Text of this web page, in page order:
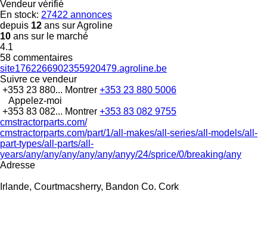
Vendeur vérifié
En stock: 27422 annonces
depuis 12 ans sur Agroline
10 ans sur le marché
4.1
58 commentaires
site1762266902355920479.agroline.be
Suivre ce vendeur
+353 23 880... Montrer +353 23 880 5006
Appelez-moi
+353 83 082... Montrer +353 83 082 9755
cmstractorparts.com/
cmstractorparts.com/part/1/all-makes/all-series/all-models/all-
part-types/all-parts/all-
years/any/any/any/any/any/anyy/24/sprice/0/breaking/any
Adresse
Irlande, Courtmacsherry, Bandon Co. Cork